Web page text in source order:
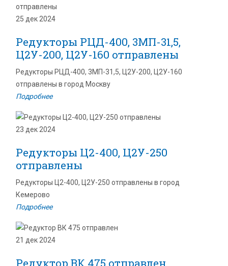
25 дек 2024
Редукторы РЦД-400, 3МП-31,5,
Ц2У-200, Ц2У-160 отправлены
Редукторы РЦД-400, 3МП-31,5, Ц2У-200, Ц2У-160
отправлены в город Москву
Подробнее
23 дек 2024
Редукторы Ц2-400, Ц2У-250
отправлены
Редукторы Ц2-400, Ц2У-250 отправлены в город
Кемерово
Подробнее
21 дек 2024
Редуктор ВК 475 отправлен